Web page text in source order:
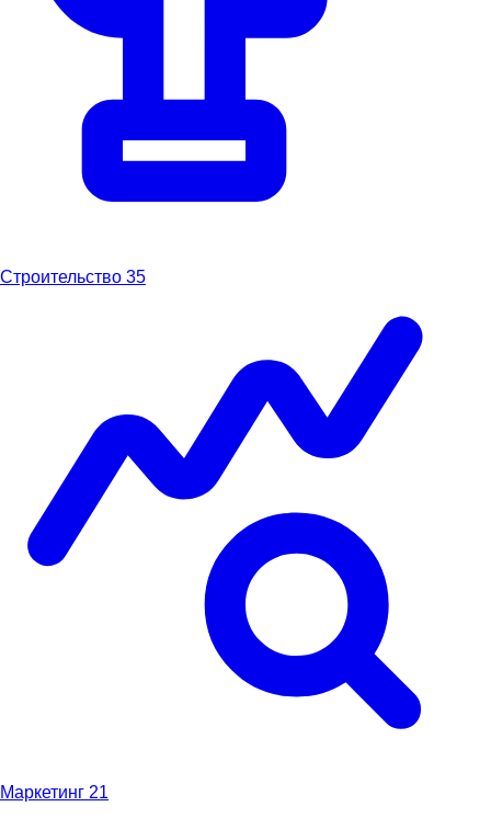
Строительство 35
Маркетинг 21